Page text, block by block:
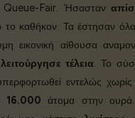
Queue-Fair. Ήσασταν
καθήκον. Τα έστησαν
εικονική αίθουσα
λειτούργησε τέλεια. Το
εντελώς
άτομα στην